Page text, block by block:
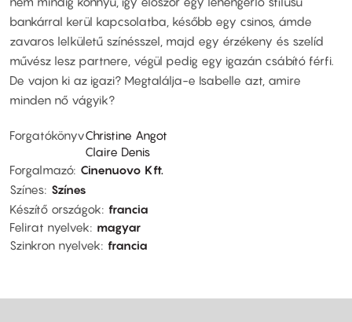
bankárral kerül kapcsolatba, később egy csinos, ámde
zavaros lelkületű színésszel, majd egy érzékeny és szelíd
művész lesz partnere, végül pedig egy igazán csábító férfi.
De vajon ki az igazi? Megtalálja-e Isabelle azt, amire
minden nő vágyik?
ForgatókönyvChristine Angot
Claire Denis
Forgalmazó Cinenuovo Kft.
Színes Színes
Készítő országok francia
Felirat nyelvek
magyar
Szinkron nyelvek francia